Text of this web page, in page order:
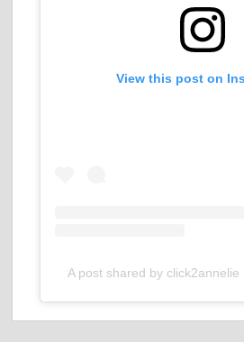
View this post on
A post shared by click2annelie